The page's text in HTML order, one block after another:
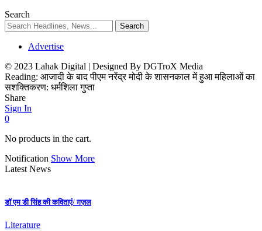
Search
Advertise
© 2023 Lahak Digital | Designed By DGTroX Media
Reading: आजादी के बाद पीएम नरेंद्र मोदी के शासनकाल में हुआ महिलाओं का
सशक्तिकरण: धर्मशिला गुप्ता
Share
Sign In
0
No products in the cart.
Notification Show More
Latest News
डॉ एम डी सिंह की कविताएं/ ग़ज़ल
Literature